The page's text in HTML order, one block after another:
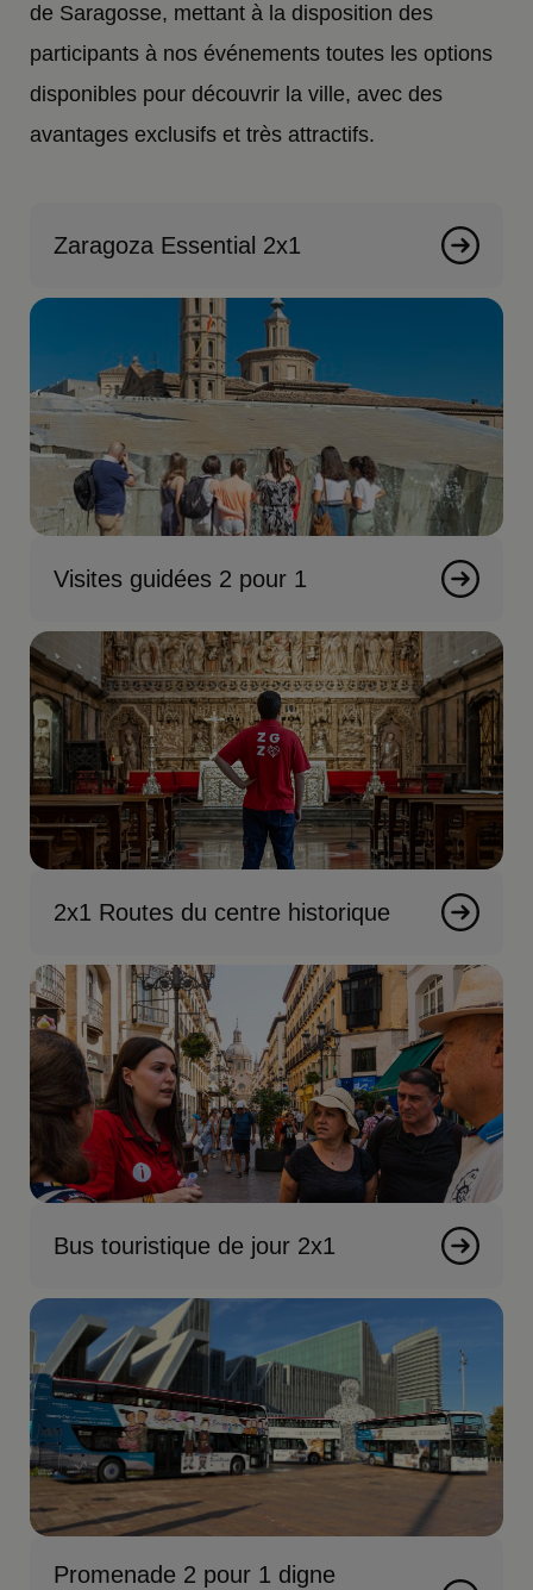
de Saragosse, mettant à la disposition des
participants à nos événements toutes les options
disponibles pour découvrir la ville, avec des
avantages exclusifs et très attractifs.
Zaragoza Essential 2x1
Visites guidées 2 pour 1
2x1 Routes du centre historique
Bus touristique de jour 2x1
Promenade 2 pour 1 digne